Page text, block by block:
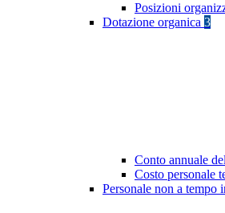
Posizioni
Dotazione organica 3
Conto annuale
Costo personale
Personale non a tempo